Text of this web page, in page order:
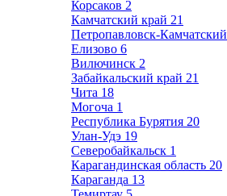
Корсаков 2
Камчатский край 21
Петропавловск-Камчатский
Елизово 6
Вилючинск 2
Забайкальский край 21
Чита 18
Могоча 1
Республика Бурятия 20
Улан-Удэ 19
Северобайкальск 1
Карагандинская область 20
Караганда 13